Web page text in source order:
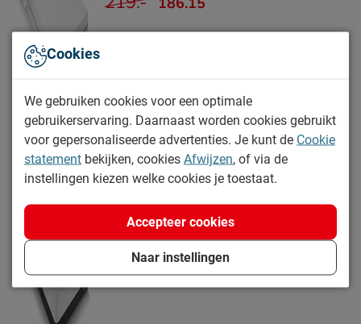
Maxi Plus Touch 300 en 400 matras
Levertijd: Morgen in huis
329.-
Cookies
We gebruiken cookies voor een optimale
gebruikerservaring. Daarnaast worden cookies gebruikt
voor gepersonaliseerde advertenties. Je kunt de Cookie
statement bekijken, cookies Afwijzen, of via de
instellingen kiezen welke cookies je toestaat.
Naar instellingen
Accepteer cookies